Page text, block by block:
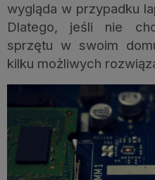
wygląda w przypadku
Dlatego, jeśli nie
sprzętu w swoim
kilku możliwych